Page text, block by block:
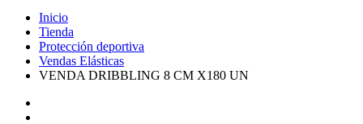
Inicio
Tienda
Protección deportiva
Vendas Elásticas
VENDA DRIBBLING 8 CM X180 UN